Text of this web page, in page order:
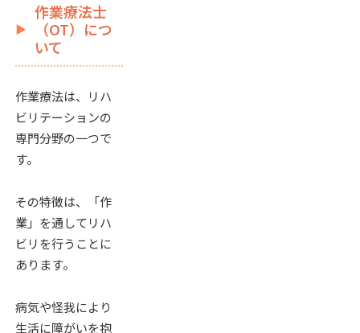
作業療法士
（OT）につ
いて
作業療法は、リハ
ビリテーションの
専門分野の一つで
す。
その特徴は、「作
業」を通してリハ
ビリを行うことに
あります。
病気や怪我により
生活に障がいを抱